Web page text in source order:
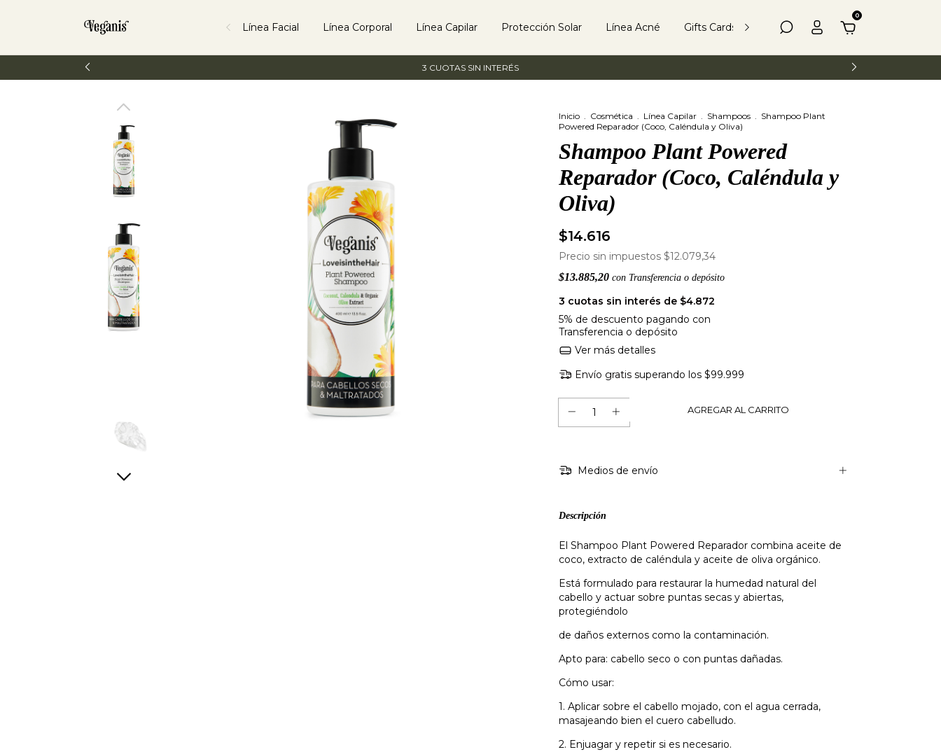
Línea Facial Línea Corporal Línea Capilar Protección Solar Línea Acné Gifts Cards Más Información
0
3 CUOTAS SIN INTERÉS
Inicio . Cosmética . Línea Capilar . Shampoos . Shampoo Plant
Powered Reparador (Coco, Caléndula y Oliva)
Shampoo Plant Powered
Reparador (Coco, Caléndula y
Oliva)
$14.616
Precio sin impuestos $12.079,34
$13.885,20 con Transferencia o depósito
3 cuotas sin interés de $4.872
5% de descuento pagando con
Transferencia o depósito
Ver más detalles
Envío gratis superando los $99.999
Medios de envío
Descripción
El Shampoo Plant Powered Reparador combina aceite de
coco, extracto de caléndula y aceite de oliva orgánico.
Está formulado para restaurar la humedad natural del
cabello y actuar sobre puntas secas y abiertas,
protegiéndolo
de daños externos como la contaminación.
Apto para: cabello seco o con puntas dañadas.
Cómo usar:
1. Aplicar sobre el cabello mojado, con el agua cerrada,
masajeando bien el cuero cabelludo.
2. Enjuagar y repetir si es necesario.